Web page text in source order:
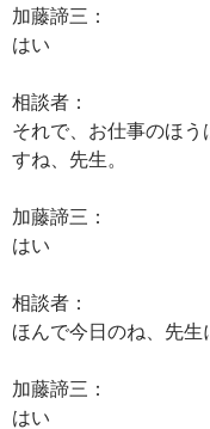
加藤諦三：
はい
相談者：
それで、お仕事のほ
すね、先生。
加藤諦三：
はい
相談者：
ほんで今日のね、先生
加藤諦三：
はい